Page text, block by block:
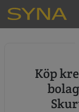
Köp kreditupplysning och